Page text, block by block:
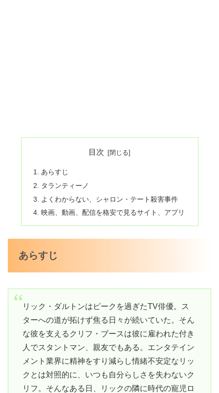
目次
あらすじ
タランティーノ
よくわからない、シャロン・テート殺害事件
映画、動画、配信を格安で見るサイト、アプリ
あらすじ
リック・ダルトンはピークを過ぎたTV俳優。ス
ターへの道が拓けず焦る日々が続いていた。そん
な彼を支えるクリフ・ブースは彼に雇われた付き
人でスタントマン、親友でもある。エンタテイン
メント業界に精神をすり減らし情緒不安定なリッ
クとは対照的に、いつも自分らしさを失わないク
リフ。そんなある日、リックの隣に時代の寵児ロ